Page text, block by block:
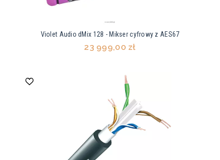
Violet Audio dMix 128 - Mikser cyfrowy z AES67
23 999,00 zł